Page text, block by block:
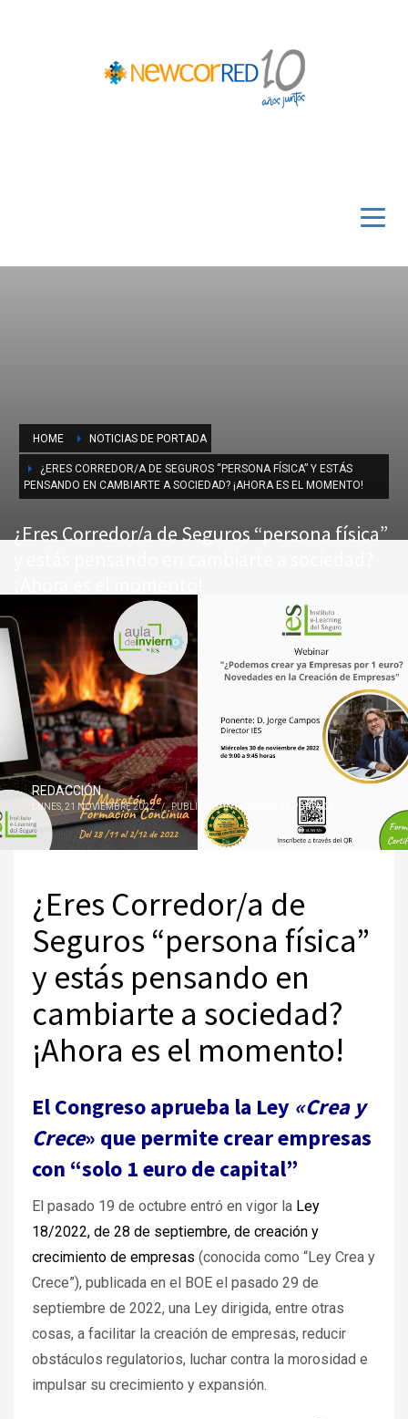
HOME NOTICIAS DE PORTADA
¿ERES CORREDOR/A DE SEGUROS “PERSONA FÍSICA” Y ESTÁS
PENSANDO EN CAMBIARTE A SOCIEDAD? ¡AHORA ES EL MOMENTO!
¿Eres Corredor/a de Seguros “persona física”
REDACCIÓN
LUNES, 21 NOVIEMBRE 2022 / PUBLISHED INNOTICIAS DE PORTADA
¿Eres Corredor/a de
Seguros “persona física”
y estás pensando en
cambiarte a sociedad?
¡Ahora es el momento!
El Congreso aprueba la Ley «Crea y
Crece» que permite crear empresas
con “solo 1 euro de capital”
El pasado 19 de octubre entró en vigor la Ley
18/2022, de 28 de septiembre, de creación y
crecimiento de empresas (conocida como “Ley Crea y
Crece”), publicada en el BOE el pasado 29 de
septiembre de 2022, una Ley dirigida, entre otras
cosas, a facilitar la creación de empresas, reducir
obstáculos regulatorios, luchar contra la morosidad e
impulsar su crecimiento y expansión.